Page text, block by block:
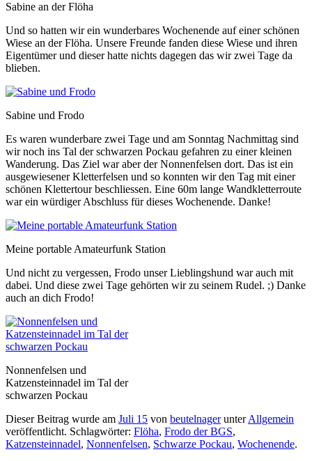
Sabine an der Flöha
Und so hatten wir ein wunderbares Wochenende auf einer schönen
Wiese an der Flöha. Unsere Freunde fanden diese Wiese und ihren
Eigentümer und dieser hatte nichts dagegen das wir zwei Tage da
blieben.
Sabine und Frodo
Es waren wunderbare zwei Tage und am Sonntag Nachmittag sind
wir noch ins Tal der schwarzen Pockau gefahren zu einer kleinen
Wanderung. Das Ziel war aber der Nonnenfelsen dort. Das ist ein
ausgewiesener Kletterfelsen und so konnten wir den Tag mit einer
schönen Klettertour beschliessen. Eine 60m lange Wandkletterroute
war ein würdiger Abschluss für dieses Wochenende. Danke!
Meine portable Amateurfunk Station
Und nicht zu vergessen, Frodo unser Lieblingshund war auch mit
dabei. Und diese zwei Tage gehörten wir zu seinem Rudel. ;) Danke
auch an dich Frodo!
Nonnenfelsen und
Katzensteinnadel im Tal der
schwarzen Pockau
Dieser Beitrag wurde am Juli 15 von beutelnagerunterAllgemein
veröffentlicht. Schlagwörter: Flöha, Frodo der BGS,
Katzensteinnadel, Nonnenfelsen, Schwarze Pockau, Wochenende.